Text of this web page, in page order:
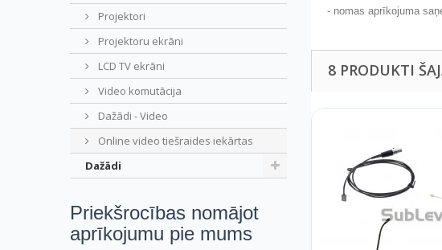
Projektori
Projektoru ekrāni
LCD TV ekrāni
Video komutācija
Dažādi - Video
Online video tiešraides iekārtas
Dažādi
Priekšrocības nomājot
aprīkojumu pie mums
- nomas aprīkojuma
8 PRODUKTI